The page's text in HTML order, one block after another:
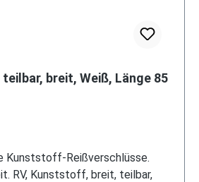
breit, Weiß, Länge 85
Kunststoff-Reißverschlüsse.